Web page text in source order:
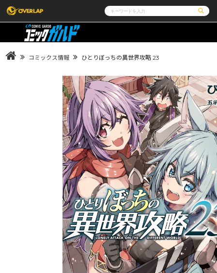
コミック
LiQulle
ライトノベル
ポケットモンスター
オーバーラップ広報室
オーバーラップホールディングス
お問い合
オーバーラップ文庫 オーバーラップノベルス オーバ
ロサージュノベルス コミックガルド コ
リキューレ コミックパルフェ コミ
閉じる
コミックス情報 ひとりぼっちの異世界攻略 23